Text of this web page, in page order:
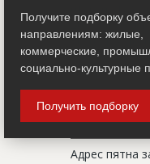
отделочным
20%, что
условиях
застройки.
тепловой
Адрес
Адрес пятна
Получите подборку
направлениям: жилые,
коммерческие,
социально-культурные
Получить подборку